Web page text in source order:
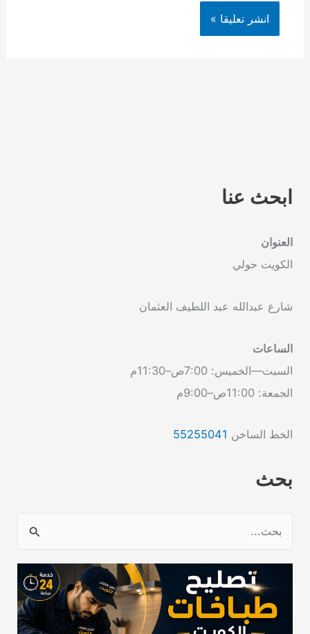
ابحث عنا
العنوان
الكويت حولي
شارع عبدالله عبد اللطيف العثمان
الساعات
السبت—الخميس: 7:00ص–11:30م
الجمعة: 11:00ص–9:00م
الخط الساخن 55255041
بحث